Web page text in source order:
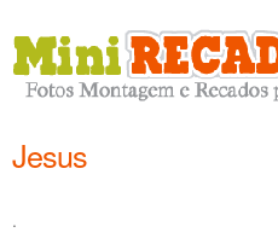
Jesus
.